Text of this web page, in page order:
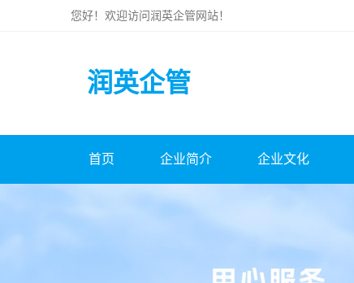
您好！欢迎访问润英企管网站！
润英企管
首页 企业简介 企业文化